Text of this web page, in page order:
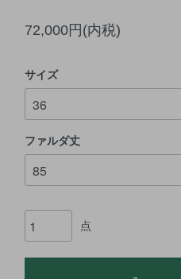
72,000円(内税)
サイズ
ファルダ丈
点